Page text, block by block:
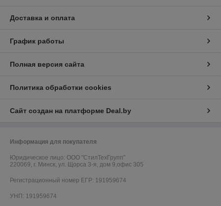
Доставка и оплата
График работы
Полная версия сайта
Политика обработки cookies
Сайт создан на платформе Deal.by
Информация для покупателя
Юридическое лицо: ООО "СтилТехГрупп"
220069, г. Минск, ул. Щорса 3-я, дом 9,офис 305
Регистрационный номер ЕГР: 191959674
УНП: 191959674